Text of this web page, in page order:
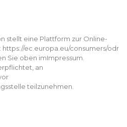
stellt eine Plattform zur Online-
ec.europa.eu/consumers/odr
Sie oben imImpressum.
an
teilzunehmen.